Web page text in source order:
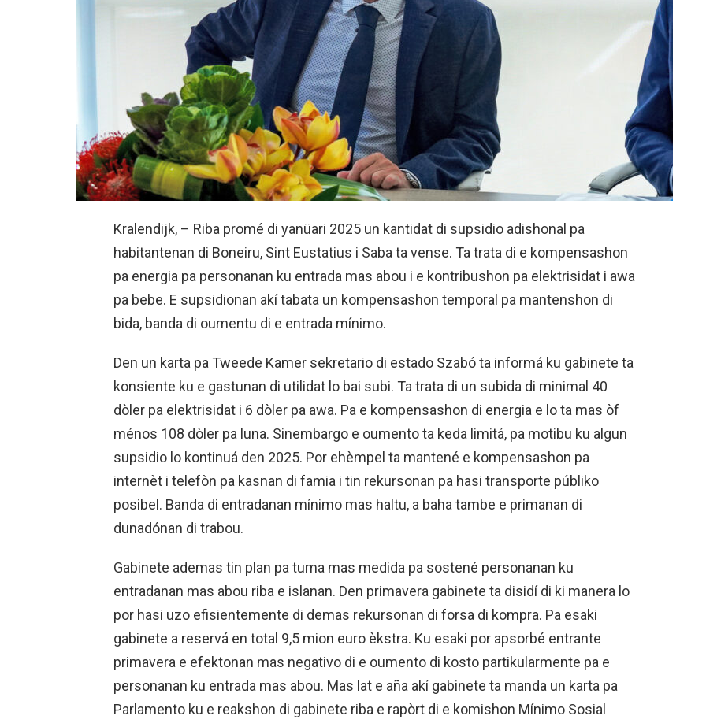
Kralendijk, – Riba promé di yanüari 2025 un kantidat di supsidio adishonal pa
habitantenan di Boneiru, Sint Eustatius i Saba ta vense. Ta trata di e kompensashon
pa energia pa personanan ku entrada mas abou i e kontribushon pa elektrisidat i awa
pa bebe. E supsidionan akí tabata un kompensashon temporal pa mantenshon di
bida, banda di oumentu di e entrada mínimo.
Den un karta pa Tweede Kamer sekretario di estado Szabó ta informá ku gabinete ta
konsiente ku e gastunan di utilidat lo bai subi. Ta trata di un subida di minimal 40
dòler pa elektrisidat i 6 dòler pa awa. Pa e kompensashon di energia e lo ta mas òf
ménos 108 dòler pa luna. Sinembargo e oumento ta keda limitá, pa motibu ku algun
supsidio lo kontinuá den 2025. Por ehèmpel ta mantené e kompensashon pa
internèt i telefòn pa kasnan di famia i tin rekursonan pa hasi transporte públiko
posibel. Banda di entradanan mínimo mas haltu, a baha tambe e primanan di
dunadónan di trabou.
Gabinete ademas tin plan pa tuma mas medida pa sostené personanan ku
entradanan mas abou riba e islanan. Den primavera gabinete ta disidí di ki manera lo
por hasi uzo efisientemente di demas rekursonan di forsa di kompra. Pa esaki
gabinete a reservá en total 9,5 mion euro èkstra. Ku esaki por apsorbé entrante
primavera e efektonan mas negativo di e oumento di kosto partikularmente pa e
personanan ku entrada mas abou. Mas lat e aña akí gabinete ta manda un karta pa
Parlamento ku e reakshon di gabinete riba e rapòrt di e komishon Mínimo Sosial